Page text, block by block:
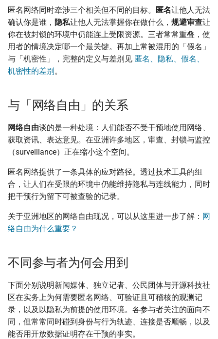
为什么匿名支付重要
2026：社区正在补齐的三块
一同了解
下一步可参与的项目
播信息
出差与研讨会的数位准备
（东亚与东南亚）
出国前数字安全：用 AI 自
助生成目的地概况
活动
社区
翻译文章
隐私
ASN 观测资料撷取与分
OONI 测量资料结构导览
OONI 怎么判定一个网
上传机敏信息流程
品牌素材
匿名网络同时牵涉三个相关但不同的目标。 匿名让他人无法
确认你是谁， 隐私让他人无法掌握你在做什么， 规避审查让
你在被封锁的环境中仍能连上受限资源。三者常常重叠，使
用者的情境决定哪一个最关键。再加上常被混用的「假名」
与「机密性」，完整的定义与差别见 匿名、隐私、假名、
机密性的差别。
与「网络自由」的关系
网络自由谈的是一种处境：人们能否不受干预地使用网络、
获取资讯、表达意见。在亚洲许多地区，审查、封锁与监控
（surveillance）正在缩小这个空间。
匿名网络提供了一条具体的应对路径。透过技术工具的组
合，让人们在受限的环境中仍能维持隐私与连线能力，同时
把干预行为留下可被查验的记录。
关于亚洲地区的网络自由现况，可以从这里进一步了解： 网
络自由为什么重要？
不同参与者为何会用到
下面分别说明新闻媒体、独立记者、公民团体与开源科技社
区在实务上为何需要匿名网络、可验证且可稽核的观测记
录，以及以隐私为前提的使用环境。各参与者关注的面向不
同，但常常同时碰到身份与行为轨迹、连接是否顺畅，以及
能否用开放数据证明存在干预的事实。